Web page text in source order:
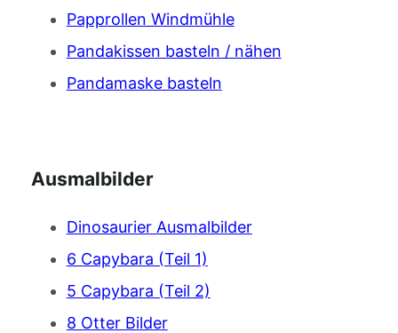
Papprollen Windmühle
Pandakissen basteln / nähen
Pandamaske basteln
Ausmalbilder
Dinosaurier Ausmalbilder
6 Capybara (Teil 1)
5 Capybara (Teil 2)
8 Otter Bilder